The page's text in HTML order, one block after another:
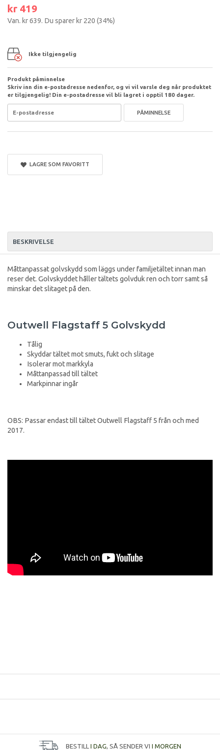
kr 419
Van. kr 639. Du sparer kr 220 (34%)
Ikke tilgjengelig
Produkt påminnelse
Skriv inn din e-postadresse nedenfor, og vi vil varsle deg når produktet
er tilgjengelig! Din e-postadresse vil bli lagret i opptil 180 dager.
PÅMINNELSE
LAGRE SOM FAVORITT
BESKRIVELSE
Måttanpassat golvskydd som läggs under familjetältet innan man
reser det. Golvskyddet håller tältets golvduk ren och torr samt så
minskar det slitaget på den.
Outwell Flagstaff 5 Golvskydd
Tålig
Skyddar tältet mot smuts, fukt och slitage
Isolerar mot markkyla
Måttanpassad till tältet
Markpinnar ingår
OBS: Passar endast till tältet Outwell Flagstaff 5 från och med
2017.
BESTILL I DAG , SÅ SENDER VI I MORGEN